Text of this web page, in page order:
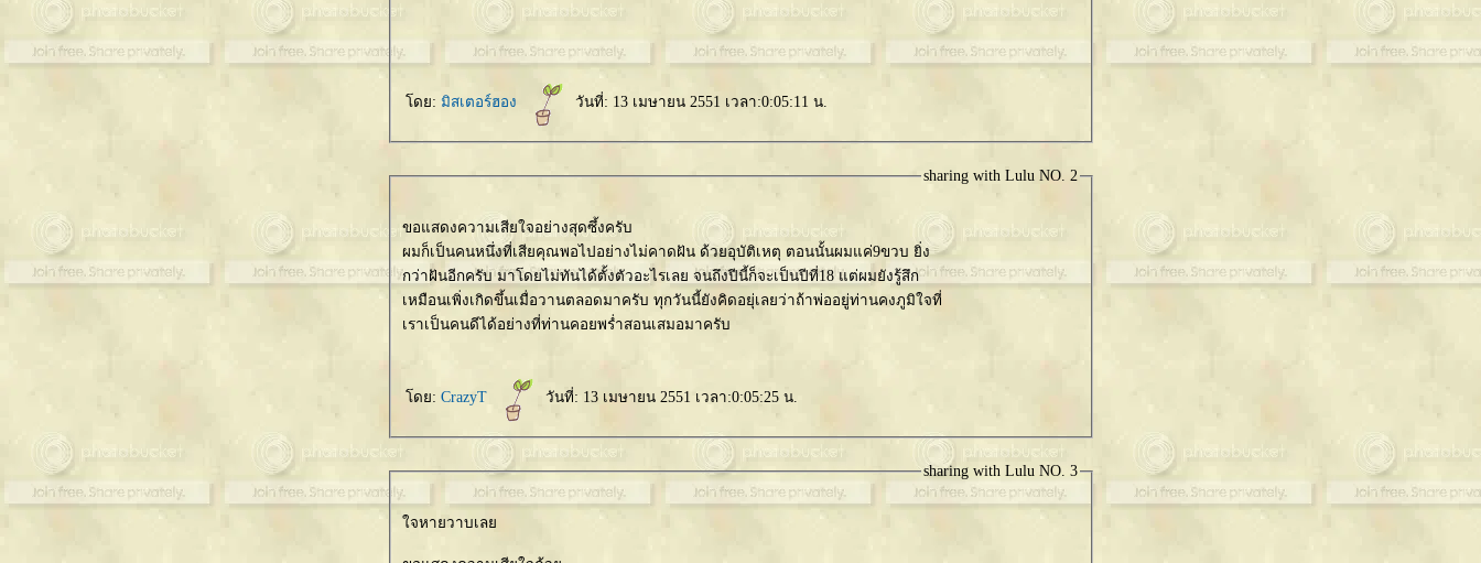
ดย:มิสเตอร์ฮอง วันที่: 13 เมษายน 2551 เวลา:0:05:11 น.
sharing with Lulu NO. 2
ขอแสดงความเสียใจอย่างสุดซึ้งครับ
ผมก็เป็นคนหนึ่งที่เสียคุณพอไปอย่างไม่คาดฝัน ด้วยอุบัติเหตุ ตอนนั้นผมแค่9ขวบ ยิ่ง
กว่าฝันอีกครับ มาโดยไม่ทันได้ตั้งตัวอะไรเลย จนถึงปีนี้ก็จะเป็นปีที่18 แต่ผมยังรู้สึก
เหมือนเพิ่งเกิดขึ้นเมื่อวานตลอดมาครับ ทุกวันนี้ยังคิดอยุ่เลยว่าถ้าพ่ออยู่ท่านคงภูมิใจที่
เราเป็นคนดีได้อย่างที่ท่านคอยพร่ำสอนเสมอมาครับ
ดย:CrazyT วันที่: 13 เมษายน 2551 เวลา:0:05:25 น.
sharing with Lulu NO. 3
จหายวาบเล